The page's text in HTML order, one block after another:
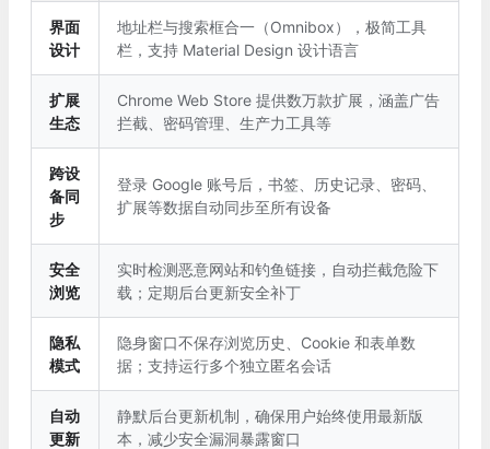
界面
设计
地址栏与搜索框合一（Omnibox），极简工具
栏，支持 Material Design 设计语言
扩展
生态
Chrome Web Store 提供数万款扩展，涵盖广告
拦截、密码管理、生产力工具等
跨设
备同
步
登录 Google 账号后，书签、历史记录、密码、
扩展等数据自动同步至所有设备
安全
浏览
实时检测恶意网站和钓鱼链接，自动拦截危险下
载；定期后台更新安全补丁
隐私
模式
隐身窗口不保存浏览历史、Cookie 和表单数
据；支持运行多个独立匿名会话
自动
更新
静默后台更新机制，确保用户始终使用最新版
本，减少安全漏洞暴露窗口